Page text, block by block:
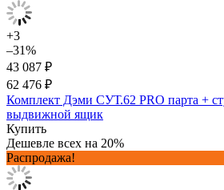
+3
–31%
43 087 ₽
62 476 ₽
Комплект Дэми СУТ.62 PRO парта +
выдвижной ящик
Купить
Дешевле всех на 20%
Распродажа!